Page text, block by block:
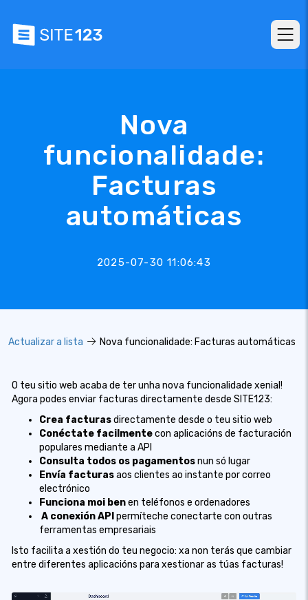
Nova
funcionalidade:
Facturas
automáticas
2025-07-30 11:06:43
Actualizar a lista Nova funcionalidade: Facturas automáticas
O teu sitio web acaba de ter unha nova funcionalidade xenial!
Agora podes enviar facturas directamente desde SITE123:
Crea facturasdirectamente desde o teu sitio web
Conéctate facilmentecon aplicacións de facturación
populares mediante a API
Consulta todos os pagamentosnun só lugar
Envía facturasaos clientes ao instante por correo
electrónico
Funciona moi benen teléfonos e ordenadores
A conexión API permíteche conectarte con outras
ferramentas empresariais
Isto facilita a xestión do teu negocio: xa non terás que cambiar
entre diferentes aplicacións para xestionar as túas facturas!